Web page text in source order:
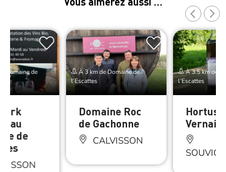
Domaine de
au
de
À 3 km de Domaine de
l’Escattes
Domaine Roc
de Gachonne
CALVISSON
À 3.5 km de
l’Escattes
Hortus